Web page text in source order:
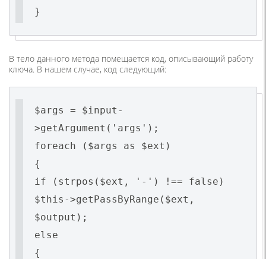
}
В тело данного метода помещается код, описывающий работу
ключа. В нашем случае, код следующий:
$args = $input-
>getArgument('args');
foreach ($args as $ext)
{
if (strpos($ext, '-') !== false)
$this->getPassByRange($ext,
$output);
else
{